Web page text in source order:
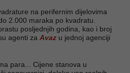
na perifernim dijelovima
2.000 maraka po kvadratu.
posljednjih godina, kao i broj
agenti za Avaz u jednoj agenciji
para... Cijene stanova u